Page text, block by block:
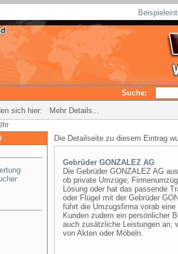
Suche:
sich hier: Mehr Details...
Die Detailseite zu diesem Eintrag
Gebrüder GONZALEZ AG
Die Gebrüder GONZALEZ AG
ob private Umzüge,
Lösung oder hat das passende
oder Flügel mit der Gebrüder
führt die Umzugsfirma vorab
Kunden zudem ein persönlicher
auch zusätzliche Leistungen an,
von Akten oder Möbeln.